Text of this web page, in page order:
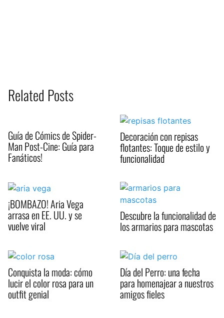
Related Posts
Guía de Cómics de Spider-
Man Post-Cine: Guía para
Fanáticos!
Decoración con repisas
flotantes: Toque de estilo y
funcionalidad
¡BOMBAZO! Aria Vega
arrasa en EE. UU. y se
vuelve viral
Descubre la funcionalidad de
los armarios para mascotas
Conquista la moda: cómo
lucir el color rosa para un
outfit genial
Día del Perro: una fecha
para homenajear a nuestros
amigos fieles